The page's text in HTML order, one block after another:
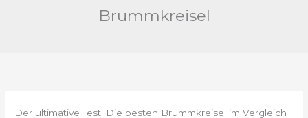
Brummkreisel
Der ultimative Test: Die besten Brummkreisel im Vergleich